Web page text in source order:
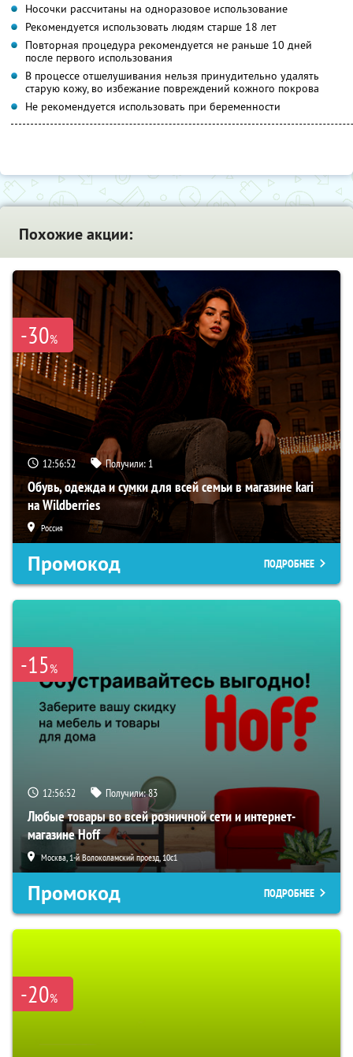
Носочки рассчитаны на одноразовое использование
Рекомендуется использовать людям старше 18 лет
Повторная процедура рекомендуется не раньше 10 дней
после первого использования
В процессе отшелушивания нельзя принудительно удалять
старую кожу, во избежание повреждений кожного покрова
Не рекомендуется использовать при беременности
Похожие акции:
-30%
12:56:51 Получили: 1
Обувь, одежда и сумки для всей семьи в магазине kari
на Wildberries
Россия
Промокод ПОДРОБНЕЕ
-15%
12:56:51 Получили:83
Любые товары во всей розничной сети и интернет-
магазине Hoff
Москва, 1-й Волоколамский проезд, 10с1
Промокод ПОДРОБНЕЕ
-20%